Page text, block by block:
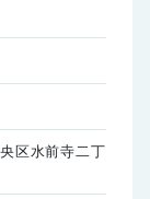
区水前寺二丁